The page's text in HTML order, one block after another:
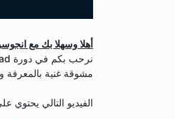
أهلا وسهلا بك مع
مشوقة غنية بالمعرفة
الفيديو التالي